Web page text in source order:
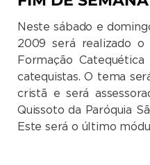
Neste sábado e
2009 será realizado
Formação
catequistas. O tema
cristã e será
Quissoto da Paróquia
Este será o último